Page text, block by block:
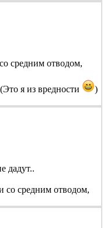
средним отводом,
я из вредности
)
дадут..
со средним отводом,